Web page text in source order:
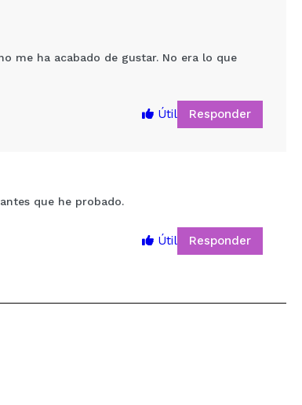
me ha acabado de gustar. No era lo que
Útil Responder
que he probado.
Útil Responder